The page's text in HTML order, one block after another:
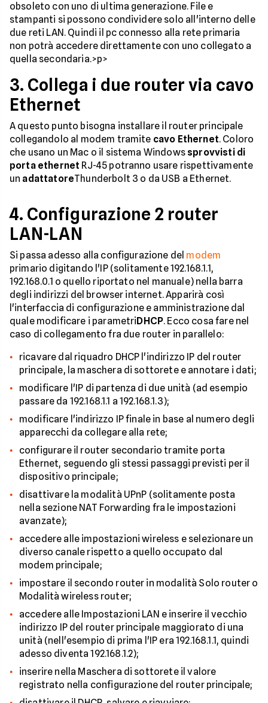
obsoleto con uno di ultima generazione. File e
stampanti si possono condividere solo all'interno delle
due reti LAN. Quindi il pc connesso alla rete primaria
non potrà accedere direttamente con uno collegato a
quella secondaria.>p>
3. Collega i due router via cavo
Ethernet
A questo punto bisogna installare il router principale
collegandolo al modem tramite cavo Ethernet. Coloro
che usano un Mac o il sistema Windows sprovvisti di
porta ethernet RJ-45 potranno usare rispettivamente
un adattatoreThunderbolt 3 o da USB a Ethernet.
4. Configurazione 2 router
LAN-LAN
Si passa adesso alla configurazione del modem
primario digitando l'IP (solitamente 192.168.1.1,
192.168.0.1 o quello riportato nel manuale) nella barra
degli indirizzi del browser internet. Apparirà così
l'interfaccia di configurazione e amministrazione dal
quale modificare i parametri DHCP. Ecco cosa fare nel
caso di collegamento fra due router in parallelo:
ricavare dal riquadro DHCP l'indirizzo IP del router
principale, la maschera di sottorete e annotare i dati;
modificare l'IP di partenza di due unità (ad esempio
passare da 192.168.1.1 a 192.168.1.3);
modificare l'indirizzo IP finale in base al numero degli
apparecchi da collegare alla rete;
configurare il router secondario tramite porta
Ethernet, seguendo gli stessi passaggi previsti per il
dispositivo principale;
disattivare la modalità UPnP (solitamente posta
nella sezione NAT Forwarding fra le impostazioni
avanzate);
accedere alle impostazioni wireless e selezionare un
diverso canale rispetto a quello occupato dal
modem principale;
impostare il secondo router in modalità Solo router o
Modalità wireless router;
accedere alle Impostazioni LAN e inserire il vecchio
indirizzo IP del router principale maggiorato di una
unità (nell'esempio di prima l'IP era 192.168.1.1, quindi
adesso diventa 192.168.1.2);
inserire nella Maschera di sottorete il valore
registrato nella configurazione del router principale;